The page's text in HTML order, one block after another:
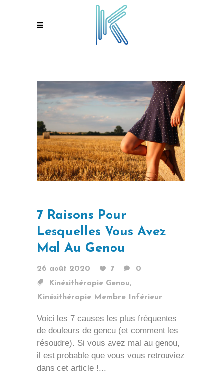
7 Raisons Pour
Lesquelles Vous Avez
Mal Au Genou
26 août 2020 7
0
Kinésithérapie Genou,
Kinésithérapie Membre Inférieur
Voici les 7 causes les plus fréquentes
de douleurs de genou (et comment les
résoudre). Si vous avez mal au genou,
il est probable que vous vous retrouviez
dans cet article !...